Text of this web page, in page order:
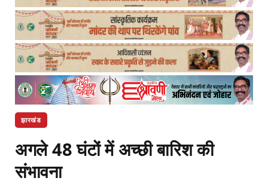
झारखंड
अगले 48 घंटों में अच्छी बारिश की
संभावना